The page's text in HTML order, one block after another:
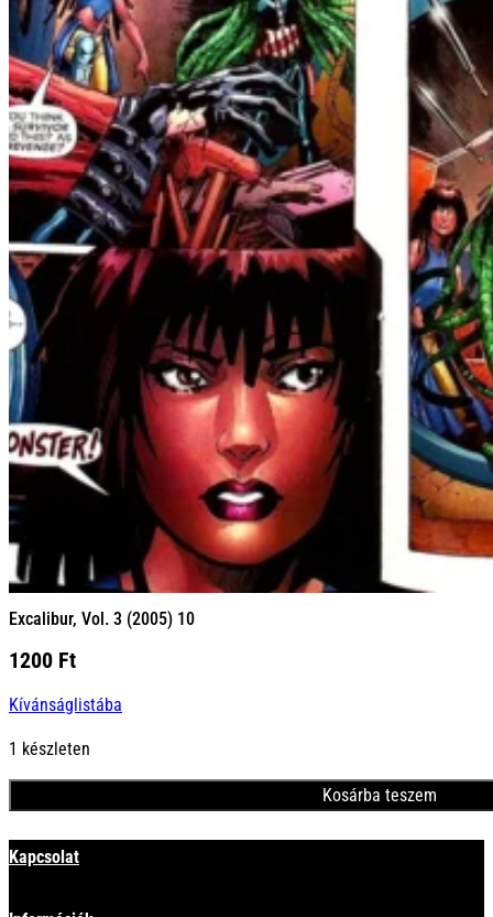
Excalibur, Vol. 3 (2005) 10
1200 Ft
Kívánságlistába
1 készleten
Kosárba teszem
Kapcsolat